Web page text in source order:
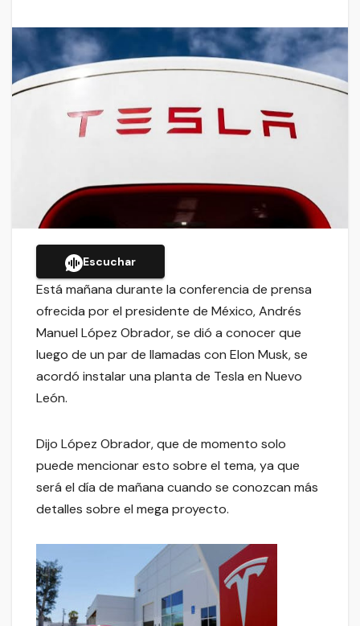
Escuchar
Está mañana durante la conferencia de prensa
ofrecida por el presidente de México, Andrés
Manuel López Obrador, se dió a conocer que
luego de un par de llamadas con Elon Musk, se
acordó instalar una planta de Tesla en Nuevo
León.
Dijo López Obrador, que de momento solo
puede mencionar esto sobre el tema, ya que
será el día de mañana cuando se conozcan más
detalles sobre el mega proyecto.